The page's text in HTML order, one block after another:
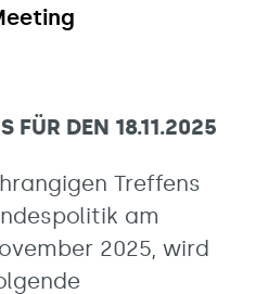
FÜR DEN 18.11.2025
Treffens
am
2025, wird